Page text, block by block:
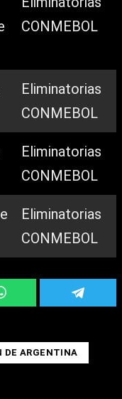
CONMEBOL
Eliminatorias
CONMEBOL
Eliminatorias
CONMEBOL
Eliminatorias
CONMEBOL
DE ARGENTINA